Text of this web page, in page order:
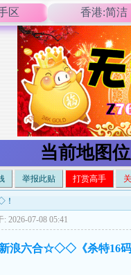
区 香港:简洁
当前地图
举报此贴 打赏高手
: 2026-07-08 05:41
浪六合☆◇◇《杀特16